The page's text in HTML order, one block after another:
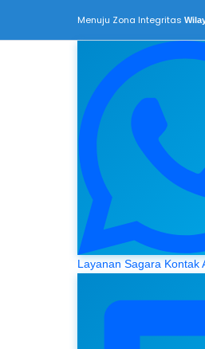
Menuju Zona Integritas
Layanan Sagara Kontak